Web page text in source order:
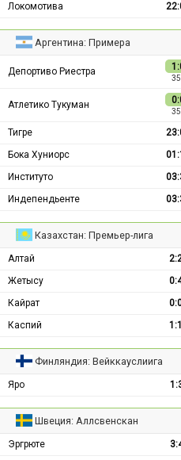
Локомотива
Аргентина: Примера
Депортиво Риестра
35
Атлетико Тукуман
35
Тигре
Бока Хуниорс
Институто
Индепендьенте
Казахстан: Премьер-лига
Алтай
Жетысу
Кайрат
Каспий
1:1
Финляндия: Вейккауслиига
Яро
Швеция: Аллсвенскан
Эргрюте